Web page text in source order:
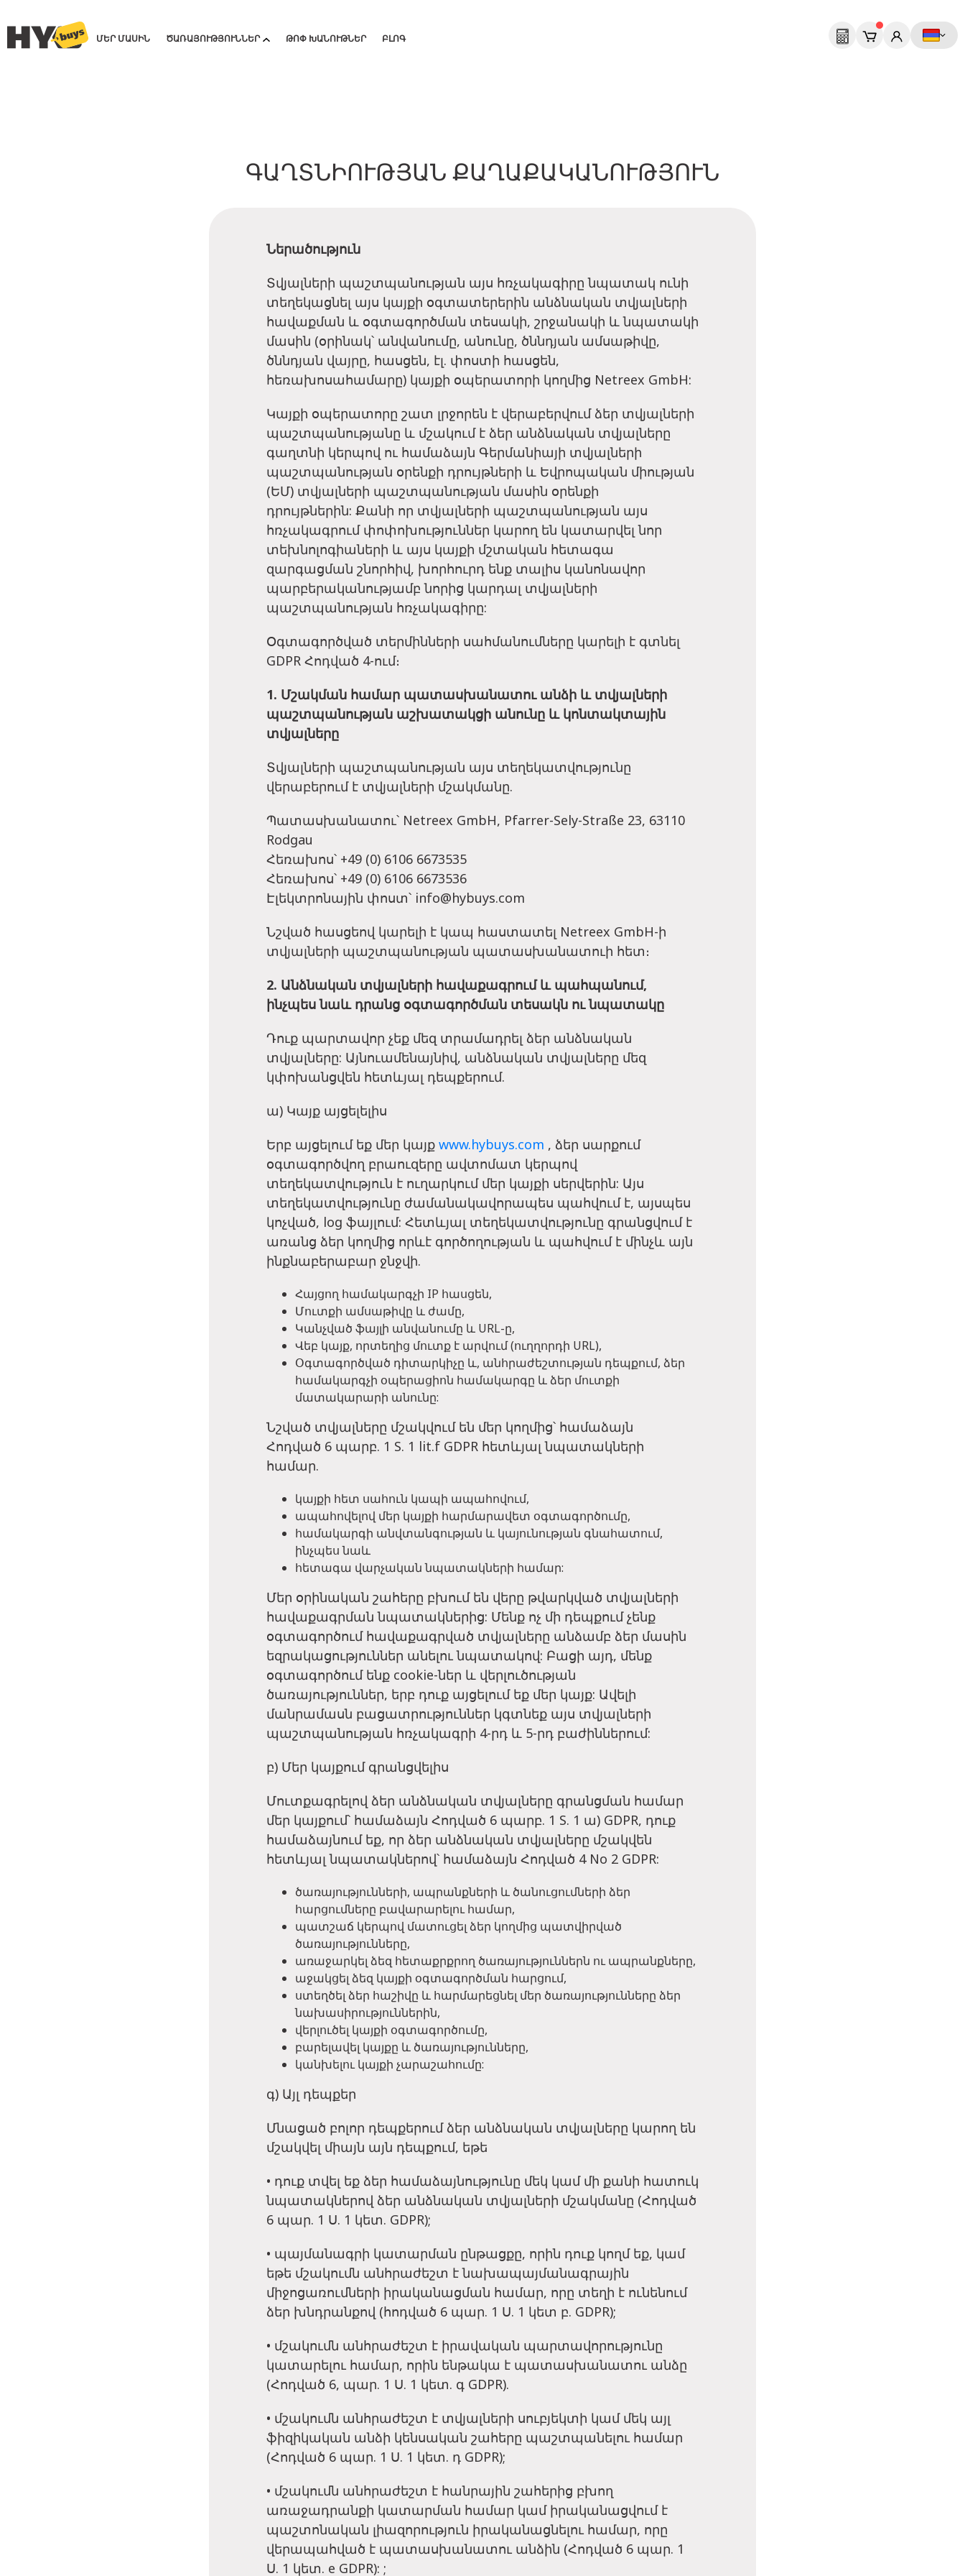
ՄԵՐ ՄԱՍԻՆ ԾԱՌԱՅՈՒԹՅՈՒՆՆԵՐ ԹՈՓ ԽԱՆՈՒԹՆԵՐ ԲԼՈԳ
ԳԱՂՏՆԻՈՒԹՅԱՆ ՔԱՂԱՔԱԿԱՆՈՒԹՅՈՒՆ
Ներածություն
Տվյալների պաշտպանության այս հռչակագիրը նպատակ ունի
տեղեկացնել այս կայքի օգտատերերին անձնական տվյալների
հավաքման և օգտագործման տեսակի, շրջանակի և նպատակի
մասին (օրինակ՝ անվանումը, անունը, ծննդյան ամսաթիվը,
ծննդյան վայրը, հասցեն, էլ. փոստի հասցեն,
հեռախոսահամարը) կայքի օպերատորի կողմից Netreex GmbH:
Կայքի օպերատորը շատ լրջորեն է վերաբերվում ձեր տվյալների
պաշտպանությանը և մշակում է ձեր անձնական տվյալները
գաղտնի կերպով ու համաձայն Գերմանիայի տվյալների
պաշտպանության օրենքի դրույթների և Եվրոպական միության
(ԵՄ) տվյալների պաշտպանության մասին օրենքի
դրույթներին: Քանի որ տվյալների պաշտպանության այս
հռչակագրում փոփոխություններ կարող են կատարվել նոր
տեխնոլոգիաների և այս կայքի մշտական ​​հետագա
զարգացման շնորհիվ, խորհուրդ ենք տալիս կանոնավոր
պարբերականությամբ նորից կարդալ տվյալների
պաշտպանության հռչակագիրը:
Օգտագործված տերմինների սահմանումները կարելի է գտնել
GDPR Հոդված 4-ում։
1. Մշակման համար պատասխանատու անձի և տվյալների
պաշտպանության աշխատակցի անունը և կոնտակտային
տվյալները
Տվյալների պաշտպանության այս տեղեկատվությունը
վերաբերում է տվյալների մշակմանը.
Պատասխանատու՝ Netreex GmbH, Pfarrer-Sely-Straße 23, 63110
Rodgau
Հեռախոս՝ +49 (0) 6106 6673535
Հեռախոս՝ +49 (0) 6106 6673536
Էլեկտրոնային փոստ՝ info@hybuys.com
Նշված հասցեով կարելի է կապ հաստատել Netreex GmbH-ի
տվյալների պաշտպանության պատասխանատուի հետ։
2. Անձնական տվյալների հավաքագրում և պահպանում,
ինչպես նաև դրանց օգտագործման տեսակն ու նպատակը
Դուք պարտավոր չեք մեզ տրամադրել ձեր անձնական
տվյալները: Այնուամենայնիվ, անձնական տվյալները մեզ
կփոխանցվեն հետևյալ դեպքերում.
ա) Կայք այցելելիս
Երբ այցելում եք մեր կայք www.hybuys.com , ձեր սարքում
օգտագործվող բրաուզերը ավտոմատ կերպով
տեղեկատվություն է ուղարկում մեր կայքի սերվերին: Այս
տեղեկատվությունը ժամանակավորապես պահվում է, այսպես
կոչված, log ֆայլում: Հետևյալ տեղեկատվությունը գրանցվում է
առանց ձեր կողմից որևէ գործողության և պահվում է մինչև այն
ինքնաբերաբար ջնջվի.
Հայցող համակարգչի IP հասցեն,
Մուտքի ամսաթիվը և ժամը,
Կանչված ֆայլի անվանումը և URL-ը,
Վեբ կայք, որտեղից մուտք է արվում (ուղղորդի URL),
Օգտագործված դիտարկիչը և, անհրաժեշտության դեպքում, ձեր
համակարգչի օպերացիոն համակարգը և ձեր մուտքի
մատակարարի անունը:
Նշված տվյալները մշակվում են մեր կողմից՝ համաձայն
Հոդված 6 պարբ. 1 S. 1 lit.f GDPR հետևյալ նպատակների
համար.
կայքի հետ սահուն կապի ապահովում,
ապահովելով մեր կայքի հարմարավետ օգտագործումը,
համակարգի անվտանգության և կայունության գնահատում,
ինչպես նաև
հետագա վարչական նպատակների համար:
Մեր օրինական շահերը բխում են վերը թվարկված տվյալների
հավաքագրման նպատակներից: Մենք ոչ մի դեպքում չենք
օգտագործում հավաքագրված տվյալները անձամբ ձեր մասին
եզրակացություններ անելու նպատակով: Բացի այդ, մենք
օգտագործում ենք cookie-ներ և վերլուծության
ծառայություններ, երբ դուք այցելում եք մեր կայք: Ավելի
մանրամասն բացատրություններ կգտնեք այս տվյալների
պաշտպանության հռչակագրի 4-րդ և 5-րդ բաժիններում:
բ) Մեր կայքում գրանցվելիս
Մուտքագրելով ձեր անձնական տվյալները գրանցման համար
մեր կայքում՝ համաձայն Հոդված 6 պարբ. 1 S. 1 ա) GDPR, դուք
համաձայնում եք, որ ձեր անձնական տվյալները մշակվեն
հետևյալ նպատակներով՝ համաձայն Հոդված 4 No 2 GDPR:
ծառայությունների, ապրանքների և ծանուցումների ձեր
հարցումները բավարարելու համար,
պատշաճ կերպով մատուցել ձեր կողմից պատվիրված
ծառայությունները,
առաջարկել ձեզ հետաքրքրող ծառայություններն ու ապրանքները,
աջակցել ձեզ կայքի օգտագործման հարցում,
ստեղծել ձեր հաշիվը և հարմարեցնել մեր ծառայությունները ձեր
նախասիրություններին,
վերլուծել կայքի օգտագործումը,
բարելավել կայքը և ծառայությունները,
կանխելու կայքի չարաշահումը:
գ) Այլ դեպքեր
Մնացած բոլոր դեպքերում ձեր անձնական տվյալները կարող են
մշակվել միայն այն դեպքում, եթե
• դուք տվել եք ձեր համաձայնությունը մեկ կամ մի քանի հատուկ
նպատակներով ձեր անձնական տվյալների մշակմանը (Հոդված
6 պար. 1 Ս. 1 կետ. GDPR);
• պայմանագրի կատարման ընթացքը, որին դուք կողմ եք, կամ
եթե մշակումն անհրաժեշտ է նախապայմանագրային
միջոցառումների իրականացման համար, որը տեղի է ունենում
ձեր խնդրանքով (հոդված 6 պար. 1 Ս. 1 կետ բ. GDPR);
• մշակումն անհրաժեշտ է իրավական պարտավորությունը
կատարելու համար, որին ենթակա է պատասխանատու անձը
(Հոդված 6, պար. 1 Ս. 1 կետ. գ GDPR).
• մշակումն անհրաժեշտ է տվյալների սուբյեկտի կամ մեկ այլ
ֆիզիկական անձի կենսական շահերը պաշտպանելու համար
(Հոդված 6 պար. 1 Ս. 1 կետ. դ GDPR);
• մշակումն անհրաժեշտ է հանրային շահերից բխող
առաջադրանքի կատարման համար կամ իրականացվում է
պաշտոնական լիազորություն իրականացնելու համար, որը
վերապահված է պատասխանատու անձին (Հոդված 6 պար. 1
Ս. 1 կետ. e GDPR): ;